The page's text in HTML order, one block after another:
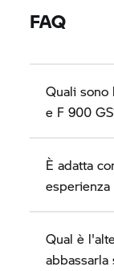
FAQ
Quali
e F 900
È adatta
Qual è
abbassarla